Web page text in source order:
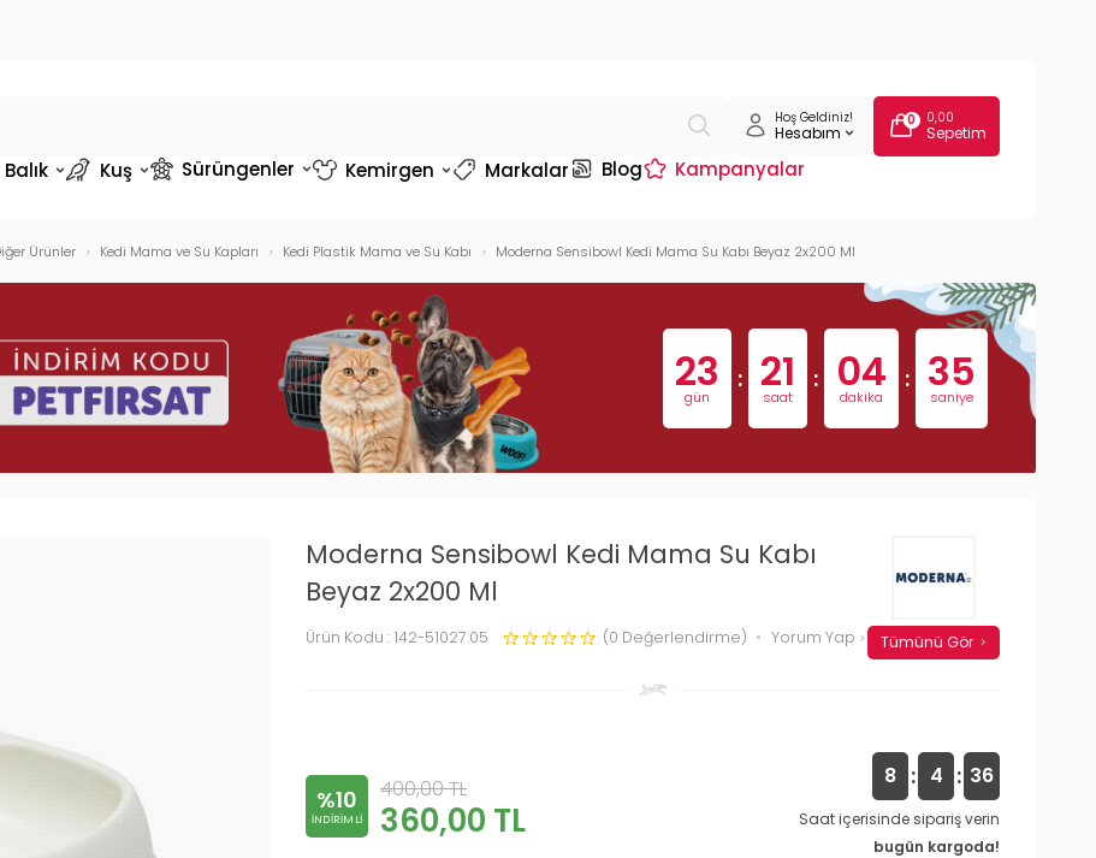
Hoş Geldiniz!
Hesabım
0 0,00
Sepetim
Balık Kuş Sürüngenler Kemirgen Markalar Blog Kampanyalar
Ürünler Kedi Mama ve Su Kapları Kedi Plastik Mama ve Su Kabı Moderna Sensibowl Kedi Mama Su Kabı Beyaz 2x200 Ml
23
gün
: 21
saat
: 04
dakika
: 34
saniye
Moderna Sensibowl Kedi Mama Su Kabı
Beyaz 2x200 Ml
Ürün Kodu : 142-51027.05 (0 Değerlendirme) Yorum Yap Tümünü Gör
%10
INDIRIMLI
400,00TL
360,00 TL
8 : 4 : 35
Saat içerisinde sipariş verin
bugün kargoda!